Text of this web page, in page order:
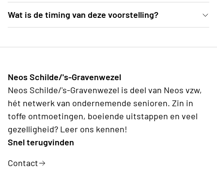
De voorstelling gaat door in Landcommanderij Alden
Biesen (Kasteelstraat 6, 3740 Bilzen). Opgelet: Het
kleden naargelang de weersomstandigheden. Een
dekentje of een extra trui is geen overbodige luxe.
De wandeling naar de binnenkoer vanaf de parking
duurt ca. 10 minuutjes.
Wat is de timing van deze voorstelling?
sluit
Neos Schilde/'s-Gravenwezel
Neos Schilde/'s-Gravenwezel is deel van Neos vzw,
hét netwerk van ondernemende senioren. Zin in
toffe ontmoetingen, boeiende uitstappen en veel
gezelligheid? Leer ons kennen!
Snel terugvinden
Contact